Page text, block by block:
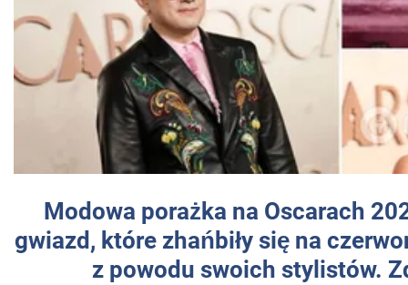
Modowa porażka na Oscarach
gwiazd, które zhańbiły się na
z powodu swoich stylistów.